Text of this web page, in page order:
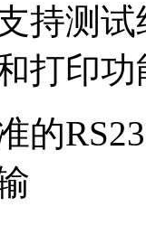
持测
打印
的